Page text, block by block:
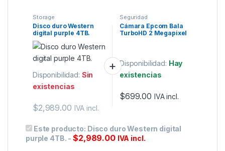
Storage
Disco duro Western
digital purple 4TB.
Disponibilidad: Sin
existencias
$2,989.00 IVA incl.
Seguridad
Cámara Epcom Bala
TurboHD 2 Megapixel
Disponibilidad: Hay
existencias
$699.00 IVA incl.
Este producto: Disco duro Western digital
purple 4TB. -$2,989.00 IVA incl.